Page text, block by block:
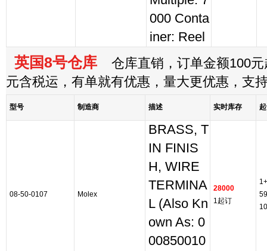
000 Conta
iner: Reel
英国8号仓库 仓库直销，订单金额100元
元含税运，有单就有优惠，量大更优惠，支
型号 制造商 描述 实时库存
08-50-0107 Molex
BRASS, T
IN FINIS
H, WIRE
TERMINA
L (Also Kn
own As: 0
00850010
28000
1起订
1+